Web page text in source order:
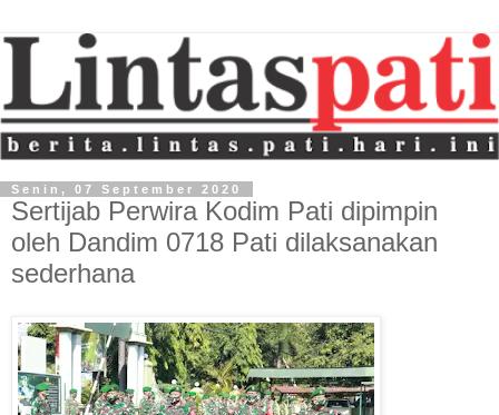
Senin, 07 September 2020
Sertijab Perwira Kodim Pati dipimpin
oleh Dandim 0718 Pati dilaksanakan
sederhana